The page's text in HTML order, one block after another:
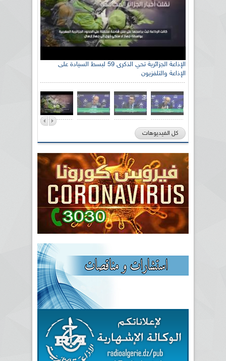
الإذاعة الجزائرية تحي الذكرى 59 لبسط السيادة على
الإذاعة والتلفزيون
كل الفيديوهات